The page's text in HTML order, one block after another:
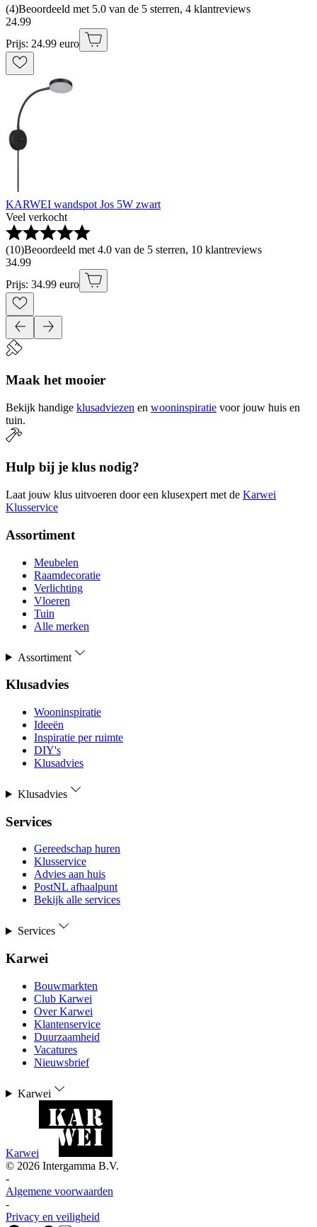
(4)Beoordeeld met 5.0 van de 5 sterren, 4 klantreviews
24.99
Prijs: 24.99 euro
KARWEI wandspot Jos 5W zwart
Veel verkocht
(10)Beoordeeld met 4.0 van de 5 sterren, 10 klantreviews
34.99
Prijs: 34.99 euro
Maak het mooier
Bekijk handige klusadviezen en wooninspiratie voor jouw huis en
tuin.
Hulp bij je klus nodig?
Laat jouw klus uitvoeren door een klusexpert met de Karwei
Klusservice
Assortiment
Meubelen
Raamdecoratie
Verlichting
Vloeren
Tuin
Alle merken
Assortiment
Klusadvies
Wooninspiratie
Ideeën
Inspiratie per ruimte
DIY's
Klusadvies
Klusadvies
Services
Gereedschap huren
Klusservice
Advies aan huis
PostNL afhaalpunt
Bekijk alle services
Services
Karwei
Bouwmarkten
Club Karwei
Over Karwei
Klantenservice
Duurzaamheid
Vacatures
Nieuwsbrief
Karwei
Karwei
© 2026 Intergamma B.V.
-
Algemene voorwaarden
-
Privacy en veiligheid